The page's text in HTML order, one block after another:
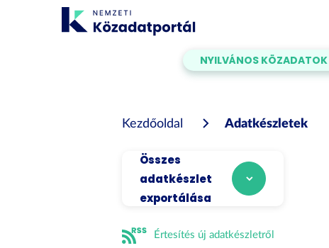
NYILVÁNOS KÖZADATOK
Kezdőoldal Adatkészletek
Összes
adatkészlet
exportálása
Értesítés új adatkészletről